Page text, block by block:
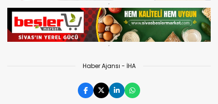
Haber Ajansı - İHA